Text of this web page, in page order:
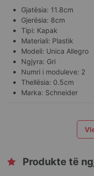
Gjatësia: 11.8cm
Gjerësia: 8cm
Tipi: Kapak
Materiali: Plastik
Modeli: Unica Allegro
Ngjyra: Gri
Numri i moduleve: 2
Thellësia: 0.5cm
Marka: Schneider
Produkte të